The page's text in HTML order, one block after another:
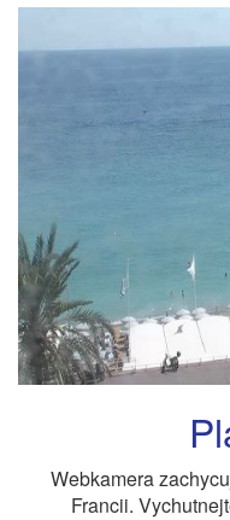
Webkamera
Francii.